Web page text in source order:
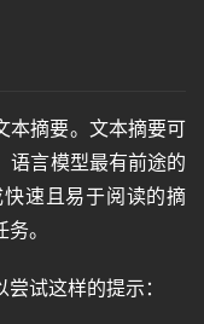
本摘要。文本摘要可
语言模型最有前途的
速且易于阅读的摘
。
试这样的提示：